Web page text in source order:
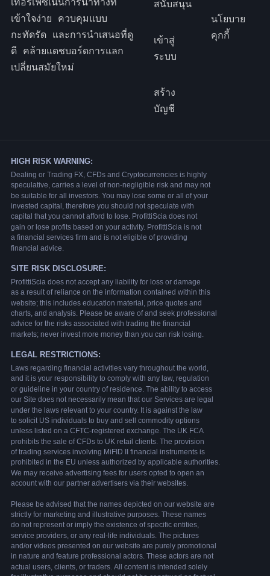
เข้าใจง่าย ควบคุมแบบ
กะทัดรัด และการนำเสนอที่ดู
ดี คล้ายแดชบอร์ดการแลก
เปลี่ยนสมัยใหม่
สนับสนุน
เข้าสู่
ระบบ
สร้าง
บัญชี
นโยบาย
คุกกี้